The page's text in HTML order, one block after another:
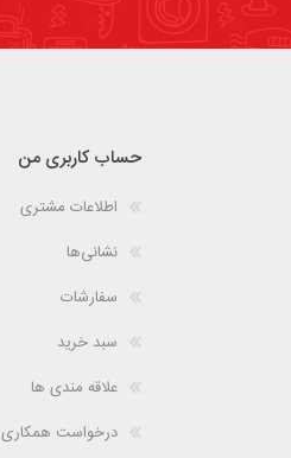
حساب کاربری من
اطلاعات مشتری
نشانی‌ها
سفارشات
سبد خرید
علاقه مندی ها
درخواست همکاری